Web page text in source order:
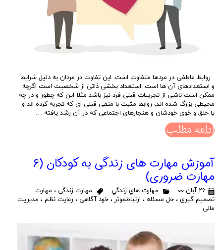
روابط عاطفی در مردها متفاوت است. این تفاوت در مردان به دلیل شرایط
و استعدادهای آن ها است. استعداد بخشی ذاتی از شخصیت است اگرچه
ممکن است ناشی از تجربیات قبلی فرد نیز باشد مثلا این که چطور و در چه
محیطی بزرگ شده اند، روابط مثبت با منفی قبلی ای که تجربه کرده اند و
یا خلق و خوی خودشان و هنجارهای اجتماعی که در آن رشد یافته …
ادامه مطلب
آموزش مهارت های زندگی به کودکان (۶
مهارت ضروری)
۲۶ آبان ۰۰ مهارت هاي زندگي مهارت زندگی ، مهارت
تصمیم گیری ، حل مسئله ، ارتباطموثر ، خود آگاهی ، رعایت نظم ، مدیریت
مالی